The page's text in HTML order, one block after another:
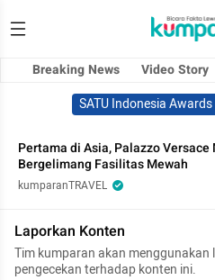
Breaking News Video Story
SATU Indonesia Awards
Pertama di Asia, Palazzo Versace
Bergelimang Fasilitas Mewah
kumparanTRAVEL
Laporkan Konten
Tim kumparan akan
pengecekan terhadap konten ini.